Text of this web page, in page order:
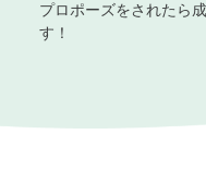
プロポーズをされたら
す！